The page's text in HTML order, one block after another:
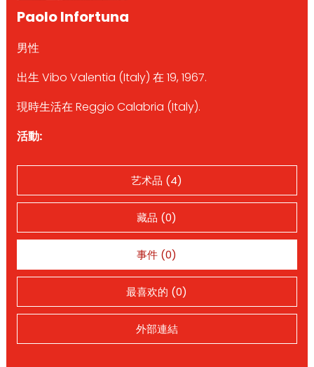
Paolo Infortuna
男性
出生 Vibo Valentia (Italy) 在 19, 1967.
現時生活在 Reggio Calabria (Italy).
活動:
艺术品 (4)
藏品 (0)
事件 (0)
最喜欢的 (0)
外部連結